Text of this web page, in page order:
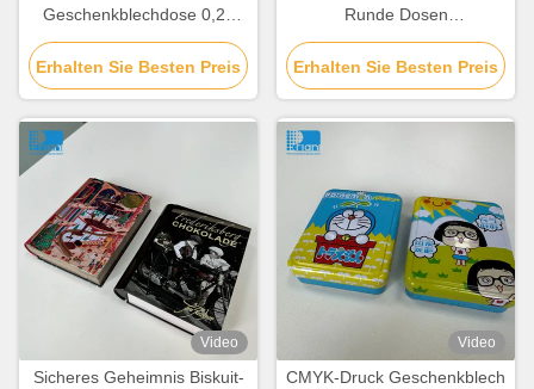
Geschenkblechdose 0,21
mm-0,35 mm individuell
angepasste
Schokoladenboxblech mit
Deckel
Erhalten Sie Besten Preis
Runde Dosen
kundenspezifische Form
Biscuit Tin Container
Erhalten Sie Besten Preis
Video
Sicheres Geheimnis Biskuit-
Video
CMYK-Druck Geschenkblech